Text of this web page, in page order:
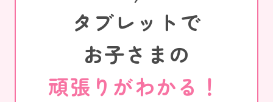
タブレットで
お子さまの
頑張りがわかる！